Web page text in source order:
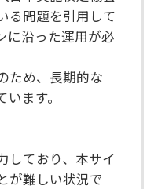
る問題を引用して
に沿った運用が必
ため、長期的な
ます。
しており、本サイ
が難しい状況で